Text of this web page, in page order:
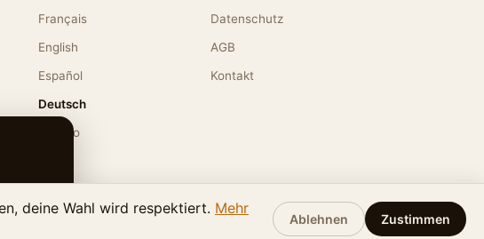
Français
English
Español
Deutsch
Italiano
Datenschutz
AGB
Kontakt
Juni 2026
deine Wahl wird respektiert. Mehr
Ablehnen Zustimmen